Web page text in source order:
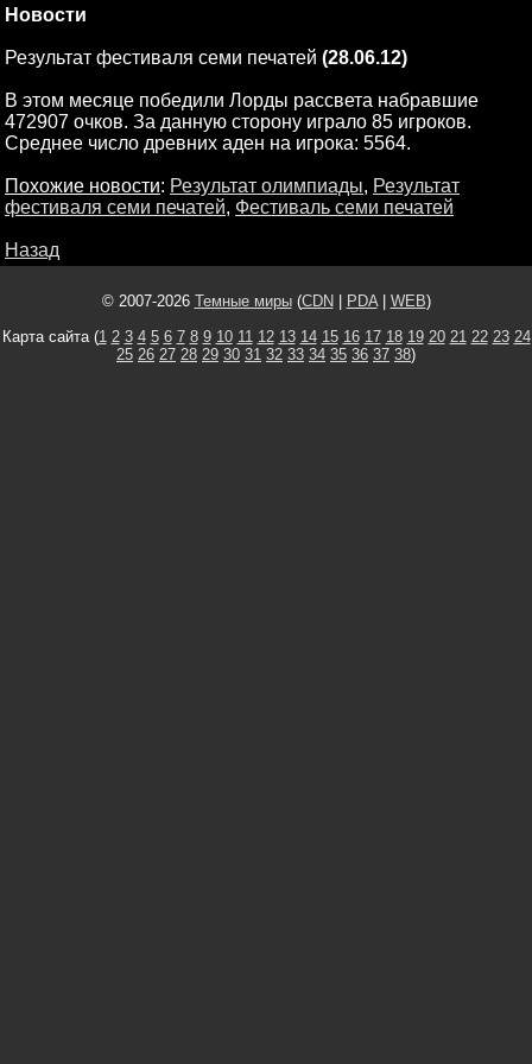
Новости
Результат фестиваля семи печатей (28.06.12)
В этом месяце победили Лорды рассвета набравшие
472907 очков. За данную сторону играло 85 игроков.
Среднее число древних аден на игрока: 5564.
Похожие новости: Результат олимпиады, Результат
фестиваля семи печатей, Фестиваль семи печатей
Назад
© 2007-2026 Темные миры(CDN PDA| WEB)
Карта сайта (1 2 3 4 5 6 7 8 9 10 11 12 13 14 15 16 17 18 19 20 21 22 23 24
25 26 27 28 29 30 31 32 33 34 35 36 37 38)